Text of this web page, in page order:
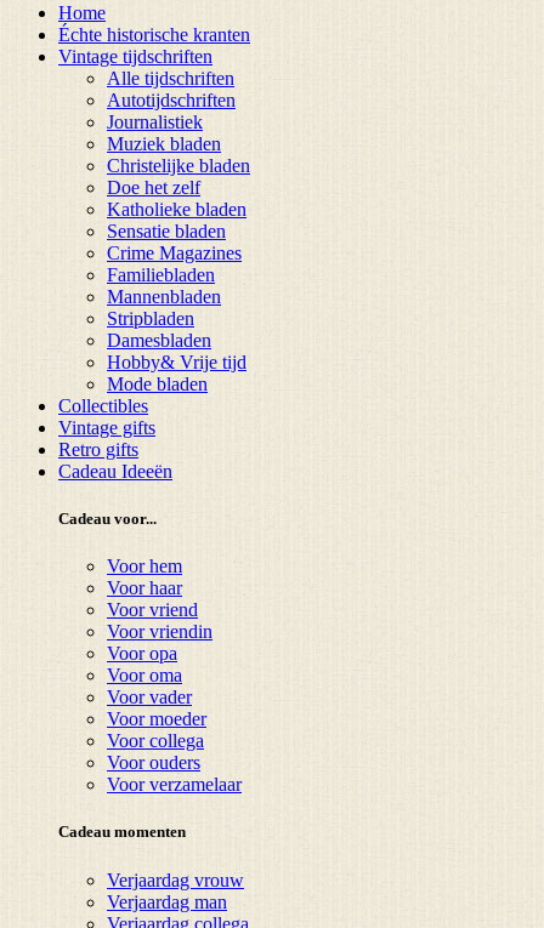
Home
Échte historische kranten
Vintage tijdschriften
Alle tijdschriften
Autotijdschriften
Journalistiek
Muziek bladen
Christelijke bladen
Doe het zelf
Katholieke bladen
Sensatie bladen
Crime Magazines
Familiebladen
Mannenbladen
Stripbladen
Damesbladen
Hobby& Vrije tijd
Mode bladen
Collectibles
Vintage gifts
Retro gifts
Cadeau Ideeën
Cadeau voor...
Voor hem
Voor haar
Voor vriend
Voor vriendin
Voor opa
Voor oma
Voor vader
Voor moeder
Voor collega
Voor ouders
Voor verzamelaar
Cadeau momenten
Verjaardag vrouw
Verjaardag man
Verjaardag collega